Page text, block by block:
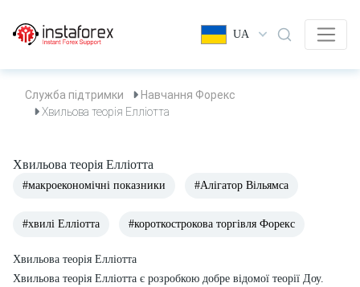
UA
Служба підтримки
Навчання Форекс
Хвильова теорія Елліотта
Хвильова теорія Елліотта
#макроекономічні показники #Алігатор Вільямса
#хвилі Елліотта #короткострокова торгівля Форекс
Хвильова теорія Елліотта
Хвильова теорія Елліотта є розробкою добре відомої теорії Доу.